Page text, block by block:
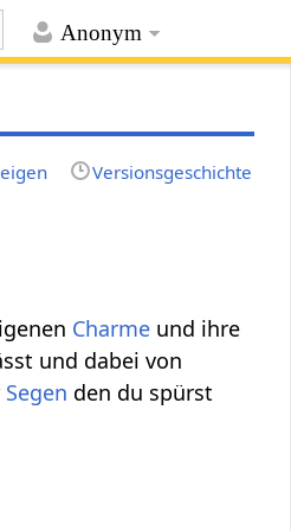
Anonym
Versionsgeschichte
Charme und ihre
und dabei von
Segen den du spürst